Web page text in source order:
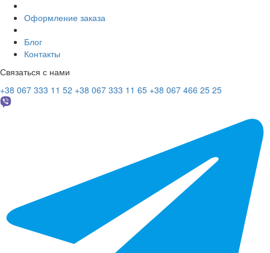
Оформление заказа
Блог
Контакты
Связаться с нами
+38 067 333 11 52 +38 067 333 11 65 +38 067 466 25 25